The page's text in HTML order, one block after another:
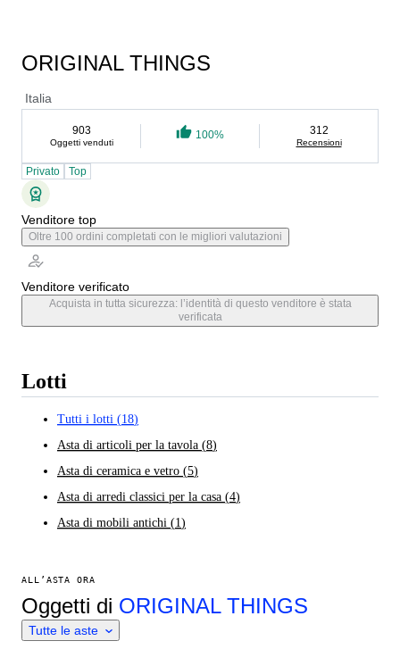
ORIGINAL THINGS
Italia
903
Oggetti venduti
100% 312
Recensioni
Privato Top
Venditore top
Oltre 100 ordini completati con le migliori valutazioni
Venditore verificato
Acquista in tutta sicurezza: l’identità di questo venditore è stata
verificata
Lotti
Tutti i lotti (18)
Asta di articoli per la tavola (8)
Asta di ceramica e vetro (5)
Asta di arredi classici per la casa (4)
Asta di mobili antichi (1)
ALL’ASTA ORA
Oggetti di ORIGINAL THINGS
Tutte le aste